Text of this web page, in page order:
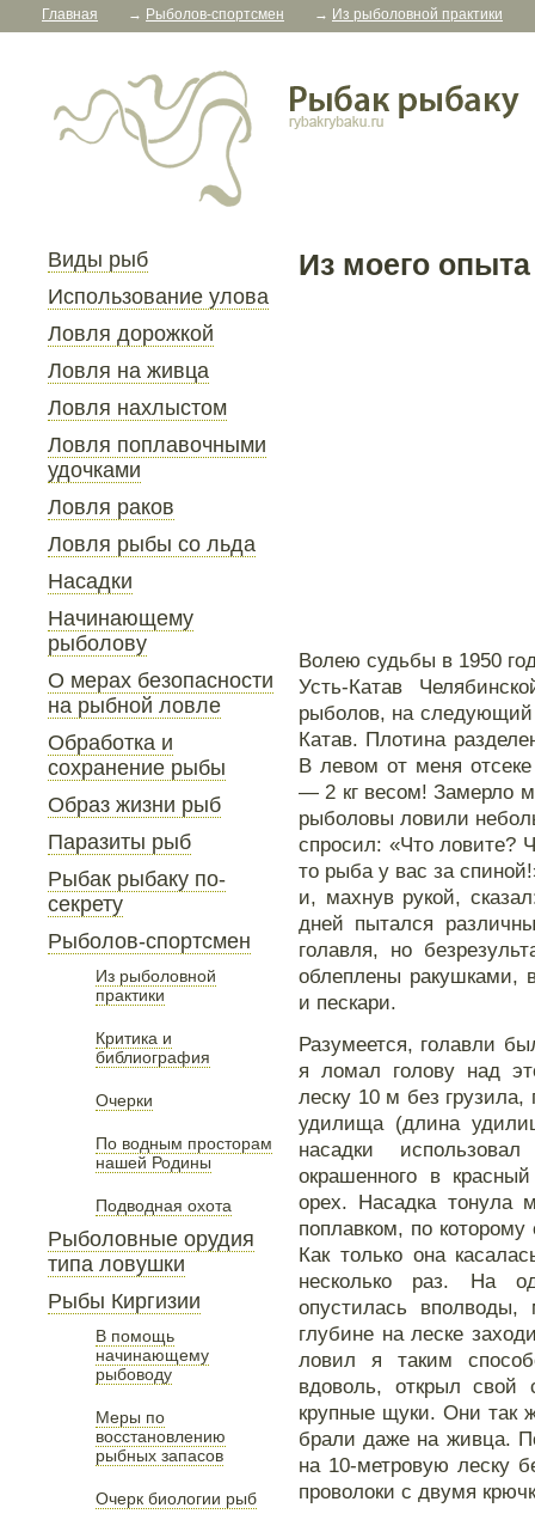
Главная → Рыболов-спортсмен → Из рыболовной практики
Виды рыб
Использование улова
Ловля дорожкой
Ловля на живца
Ловля нахлыстом
Ловля поплавочными
удочками
Ловля раков
Ловля рыбы со льда
Насадки
Начинающему
рыболову
О мерах безопасности
на рыбной ловле
Обработка и
сохранение рыбы
Образ жизни рыб
Паразиты рыб
Рыбак рыбаку по-
секрету
Рыболов-спортсмен
Из рыболовной
практики
Критика и
библиография
Очерки
По водным просторам
нашей Родины
Подводная охота
Рыболовные орудия
типа ловушки
Рыбы Киргизии
В помощь
начинающему
рыбоводу
Меры по
восстановлению
рыбных запасов
Очерк биологии рыб
Из моего опыта
Волею судьбы в 1950
Усть-Катав
рыболов, на следующий
Катав. Плотина
В левом от меня
— 2 кг весом! Замерло
рыболовы ловили
спросил: «Что ловите?
то рыба у вас за
и, махнув рукой,
дней пытался
голавля, но
облеплены ракушками,
и пескари.
Разумеется, голавли
я ломал голову над
леску 10 м без грузила,
удилища (длина
насадки
окрашенного в
орех. Насадка тонула
поплавком, по
Как только она
несколько раз. На
опустилась
глубине на леске
ловил я таким
вдоволь, открыл свой
крупные щуки. Они так
брали даже на живца.
на 10-метровую леску
проволоки с двумя